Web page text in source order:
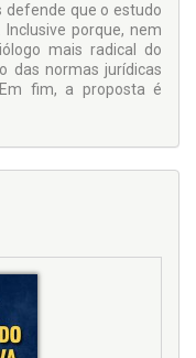
defende que o estudo
porque, nem
mais radical do
das normas jurídicas
fim, a proposta é